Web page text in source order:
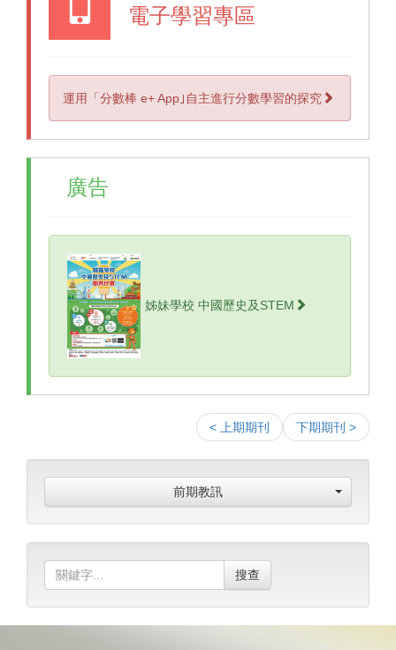
電子學習專區
運用「分數棒 e+ App｣自主進行分數學習的探究
廣告
姊妹學校 中國歷史及STEM
下期期刊 >
< 上期期刊
前期教訊
搜查